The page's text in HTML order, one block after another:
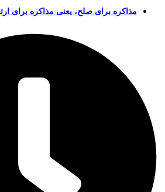
برای صلح، یعنی مذاکره برای ارتباط.